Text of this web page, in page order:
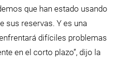
que han estado usando
sus reservas. Y es una
difíciles problemas
en el corto plazo”, dijo la